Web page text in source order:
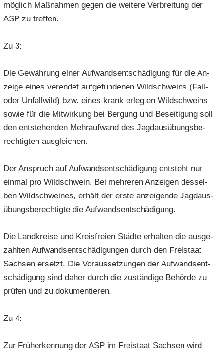
mög­lich Maß­nah­men gegen die wei­te­re Ver­brei­tung der
ASP zu tref­fen.
Zu 3:
Die Ge­wäh­rung einer Auf­wands­ent­schä­di­gung für die An­
zei­ge eines ver­en­det auf­ge­fun­de­nen Wild­schweins (Fall-
oder Un­fall­wild) bzw. eines krank er­leg­ten Wild­schweins
sowie für die Mit­wir­kung bei Ber­gung und Be­sei­ti­gung soll
den ent­ste­hen­den Mehr­auf­wand des Jagd­aus­übungs­be­
rech­tig­ten aus­glei­chen.
Der An­spruch auf Auf­wands­ent­schä­di­gung ent­steht nur
ein­mal pro Wild­schwein. Bei meh­re­ren An­zei­gen des­sel­
ben Wild­schwei­nes, er­hält der erste an­zei­gen­de Jagd­aus­
übungs­be­rech­tig­te die Auf­wands­ent­schä­di­gung.
Die Land­krei­se und Kreis­frei­en Städ­te er­hal­ten die aus­ge­
zahl­ten Auf­wands­ent­schä­di­gun­gen durch den Frei­staat
Sach­sen er­setzt. Die Vor­aus­set­zun­gen der Auf­wands­ent­
schä­di­gung sind daher durch die zu­stän­di­ge Be­hör­de zu
prü­fen und zu do­ku­men­tie­ren.
Zu 4:
Zur Früh­erken­nung der ASP im Frei­staat Sach­sen wird